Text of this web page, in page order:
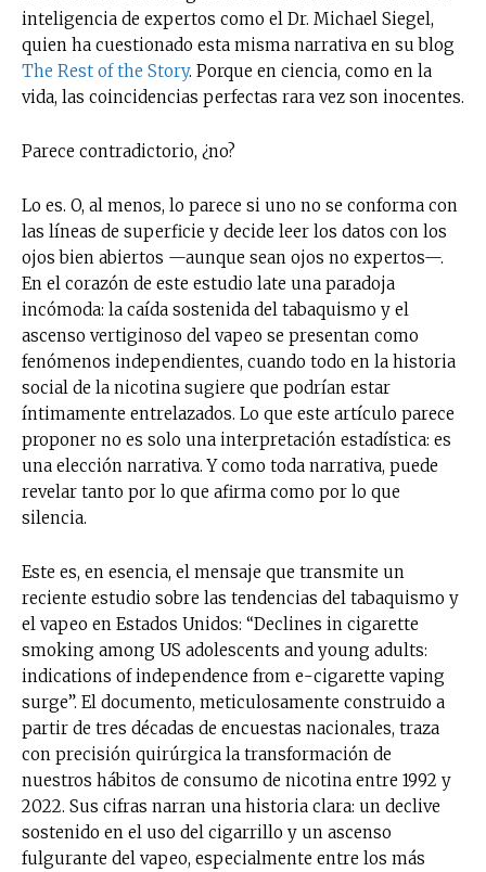
inteligencia de expertos como el Dr. Michael Siegel,
quien ha cuestionado esta misma narrativa en su blog
The Rest of the Story. Porque en ciencia, como en la
vida, las coincidencias perfectas rara vez son inocentes.
Parece contradictorio, ¿no?
Lo es. O, al menos, lo parece si uno no se conforma con
las líneas de superficie y decide leer los datos con los
ojos bien abiertos —aunque sean ojos no expertos—.
En el corazón de este estudio late una paradoja
incómoda: la caída sostenida del tabaquismo y el
ascenso vertiginoso del vapeo se presentan como
fenómenos independientes, cuando todo en la historia
social de la nicotina sugiere que podrían estar
íntimamente entrelazados. Lo que este artículo parece
proponer no es solo una interpretación estadística: es
una elección narrativa. Y como toda narrativa, puede
revelar tanto por lo que afirma como por lo que
silencia.
Este es, en esencia, el mensaje que transmite un
reciente estudio sobre las tendencias del tabaquismo y
el vapeo en Estados Unidos: “Declines in cigarette
smoking among US adolescents and young adults:
indications of independence from e-cigarette vaping
surge”. El documento, meticulosamente construido a
partir de tres décadas de encuestas nacionales, traza
con precisión quirúrgica la transformación de
nuestros hábitos de consumo de nicotina entre 1992 y
2022. Sus cifras narran una historia clara: un declive
sostenido en el uso del cigarrillo y un ascenso
fulgurante del vapeo, especialmente entre los más